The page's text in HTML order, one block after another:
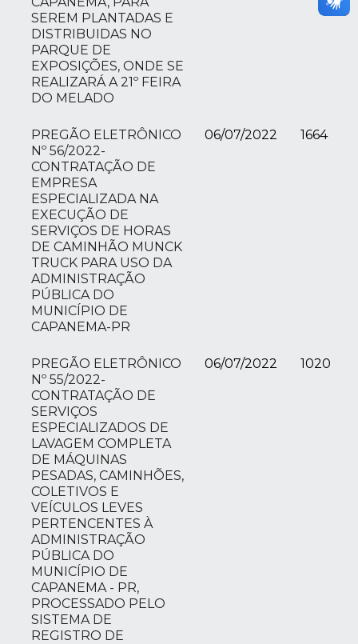
SEREM PLANTADAS E
DISTRIBUIDAS NO
PARQUE DE
EXPOSIÇÕES, ONDE SE
REALIZARÁ A 21º FEIRA
DO MELADO
PREGÃO ELETRÔNICO
Nº 56/2022-
CONTRATAÇÃO DE
EMPRESA
ESPECIALIZADA NA
EXECUÇÃO DE
SERVIÇOS DE HORAS
DE CAMINHÃO MUNCK
TRUCK PARA USO DA
ADMINISTRAÇÃO
PÚBLICA DO
MUNICÍPIO DE
CAPANEMA-PR
06/07/2022 1664
PREGÃO ELETRÔNICO
Nº 55/2022-
CONTRATAÇÃO DE
SERVIÇOS
ESPECIALIZADOS DE
LAVAGEM COMPLETA
DE MÁQUINAS
PESADAS, CAMINHÕES,
COLETIVOS E
VEÍCULOS LEVES
PERTENCENTES À
ADMINISTRAÇÃO
PÚBLICA DO
MUNICÍPIO DE
CAPANEMA - PR,
PROCESSADO PELO
SISTEMA DE
REGISTRO DE
06/07/2022 1020